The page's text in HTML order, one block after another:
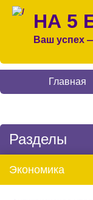
НА 5
Ваш успех
Главная
Разделы
Экономика